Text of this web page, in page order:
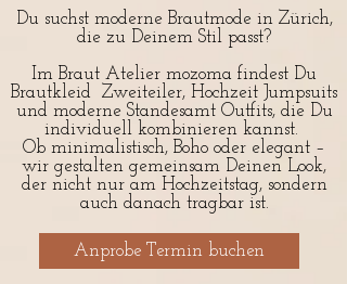
Du suchst moderne Brautmode in Zürich,
die zu Deinem Stil passt?
Im Braut Atelier mozoma findest Du
Brautkleid Zweiteiler, Hochzeit Jumpsuits
und moderne Standesamt Outfits, die Du
individuell kombinieren kannst.
Ob minimalistisch, Boho oder elegant –
wir gestalten gemeinsam Deinen Look,
der nicht nur am Hochzeitstag, sondern
auch danach tragbar ist.
Anprobe Termin buchen